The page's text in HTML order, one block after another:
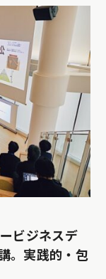
ビジネスデ
。実践的・包